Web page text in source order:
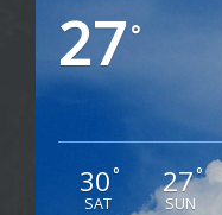
27°
30°
SAT
27°
SUN